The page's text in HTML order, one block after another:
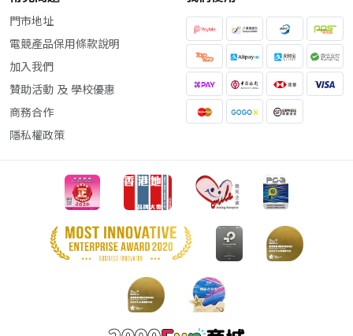
門市地址
電競產品保用條款說明
加入我們
贊助活動 及 學校優惠
商務合作
隱私權政策